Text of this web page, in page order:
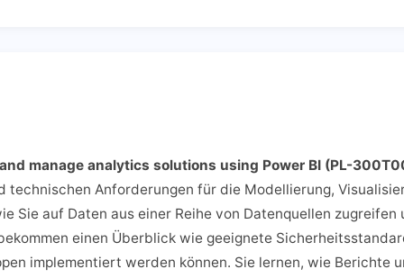
manage analytics solutions using Power BI (PL-
Anforderungen für die Modellierung,
Sie auf Daten aus einer Reihe von Datenquellen
einen Überblick wie geeignete
implementiert werden können. Sie lernen, wie Berichte